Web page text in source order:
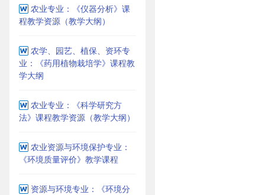
农业专业：《仪器分析》课
程教学资源（教学大纲）
农学、园艺、植保、资环专
业：《药用植物栽培学》课程教
学大纲
农业专业：《科学研究方
法》课程教学资源（教学大纲）
农业资源与环境保护专业：
《环境质量评价》教学课程
资源与环境专业：《环境分